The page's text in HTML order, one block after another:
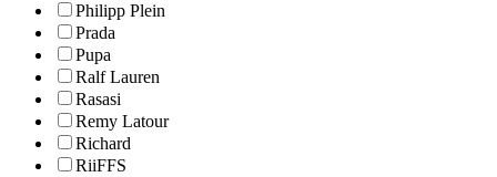
Philipp Plein
Prada
Pupa
Ralf Lauren
Rasasi
Remy Latour
Richard
RiiFFS